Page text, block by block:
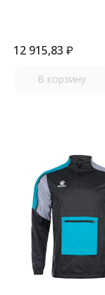
12 915,83 ₽
В корзину